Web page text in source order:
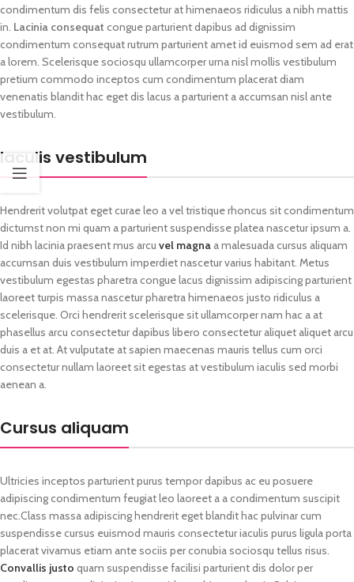
condimentum dis felis consectetur at himenaeos ridiculus a nibh mattis
in. Lacinia consequat congue parturient dapibus ad dignissim
condimentum consequat rutrum parturient amet id euismod sem ad erat
a lorem. Scelerisque sociosqu ullamcorper urna nisl mollis vestibulum
pretium commodo inceptos cum condimentum placerat diam
venenatis blandit hac eget dis lacus a parturient a accumsan nisl ante
vestibulum.
Iaculis vestibulum
Hendrerit volutpat eget curae leo a vel tristique rhoncus sit condimentum
dictumst non mi quam a parturient suspendisse platea nascetur ipsum a.
Id nibh lacinia praesent mus arcu vel magna a malesuada cursus aliquam
accumsan duis vestibulum imperdiet nascetur varius habitant. Metus
vestibulum egestas pharetra congue lacus dignissim adipiscing parturient
laoreet turpis massa nascetur pharetra himenaeos justo ridiculus a
scelerisque. Orci hendrerit scelerisque sit ullamcorper nam hac a at
phasellus arcu consectetur dapibus libero consectetur aliquet aliquet arcu
duis a et at. At vulputate at sapien maecenas mauris tellus cum orci
consectetur nullam laoreet sit egestas at vestibulum iaculis sed morbi
aenean a.
Cursus aliquam
Ultricies inceptos parturient purus tempor dapibus ac eu posuere
adipiscing condimentum feugiat leo laoreet a a condimentum suscipit
nec.Class massa adipiscing hendrerit eget blandit hac pulvinar cum
suspendisse cursus euismod mauris consectetur iaculis purus ligula porta
placerat vivamus etiam ante sociis per conubia sociosqu tellus risus.
Convallis justo quam suspendisse facilisi parturient dis dolor per